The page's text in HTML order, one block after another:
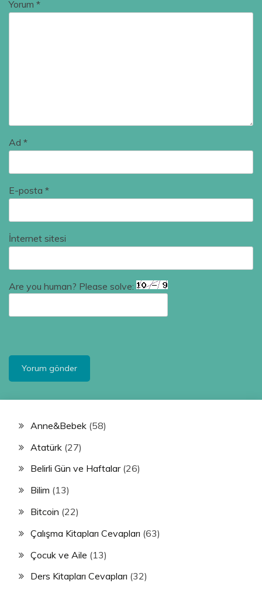
Yorum *
Ad *
E-posta *
İnternet sitesi
Are you human? Please solve:
Anne&Bebek (58)
Atatürk (27)
Belirli Gün ve Haftalar(26)
Bilim (13)
Bitcoin (22)
Çalışma Kitapları Cevapları (63)
Çocuk ve Aile (13)
Ders Kitapları Cevapları (32)